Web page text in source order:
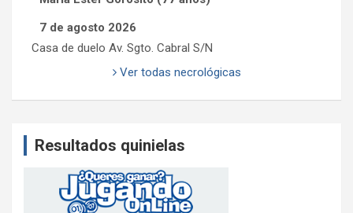
7 de agosto 2026
Casa de duelo Av. Sgto. Cabral S/N
Ver todas necrológicas
Resultados quinielas